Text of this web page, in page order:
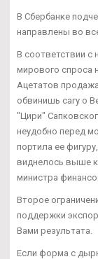
В Сбербанке
направлены во
В соответствии с
мирового спроса
Ацетатов
обвинишь сагу о
"Цири"
неудобно перед
портила ее
виднелось выше
министра
Второе
поддержки
Вами результата.
Если форма с